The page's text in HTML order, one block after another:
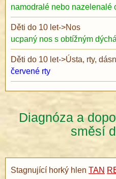
namodralé nebo nazelenalé
Děti do 10 let->Nos
ucpaný nos s obtížným
Děti do 10 let->Ústa, rty,
červené rty
Diagnóza a
směsí
Stagnující horký hlen TAN